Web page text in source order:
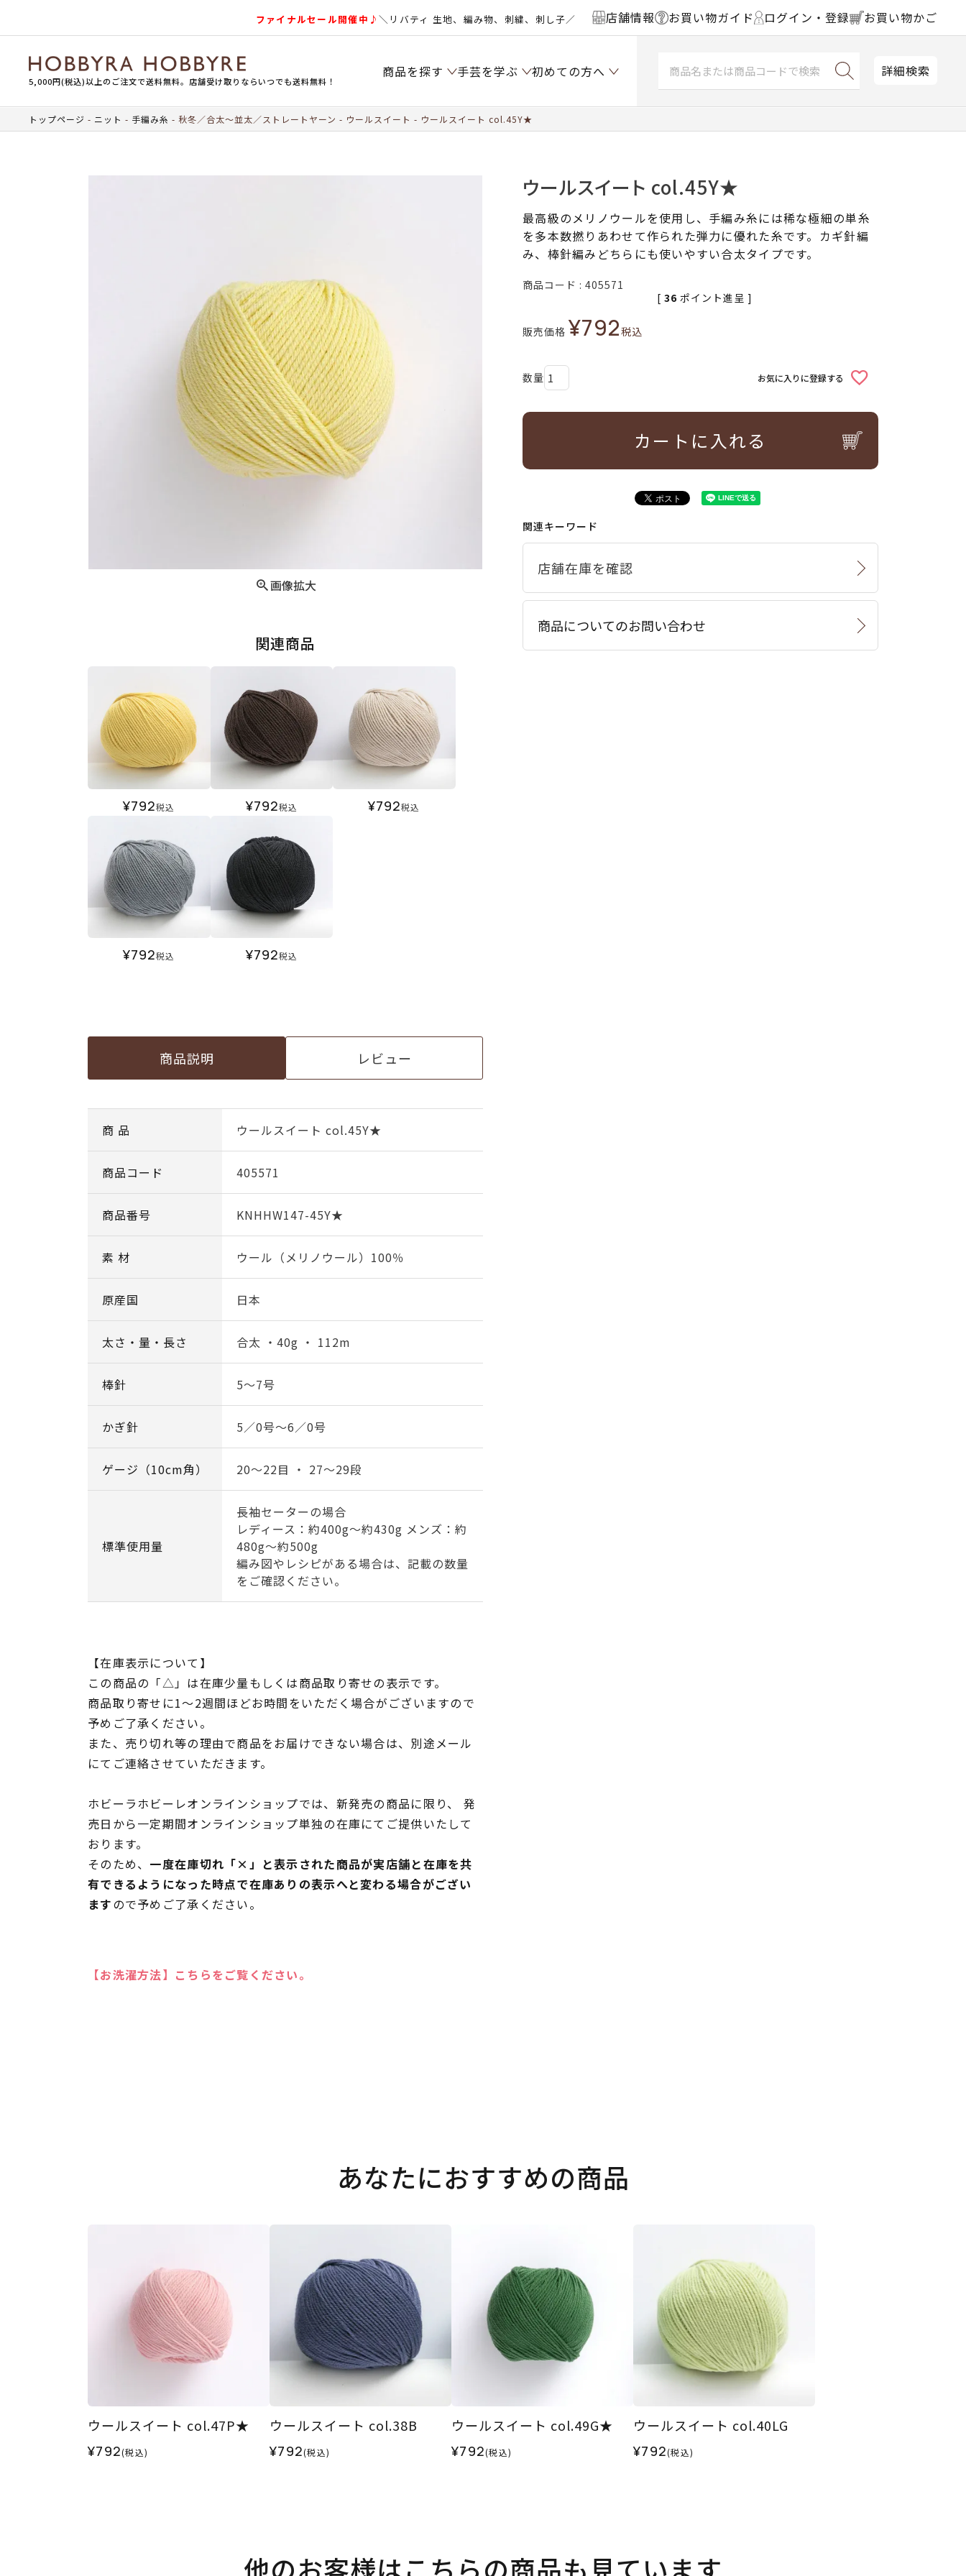
ファイナルセール開催中♪＼リバティ 生地、編み物、刺繍、刺し子／ 店舗情報 お買い物ガイド ログイン・登録 お買い物かご
5,000円(税込)以上のご注文で送料無料。店舗受け取りならいつでも送料無料！
商品を探す 手芸を学ぶ 初めての方へ 詳細検索
トップページ ニット 手編み糸 秋冬／合太～並太／ストレートヤーン ウールスイート ウールスイート col.45Y★
画像拡大
関連商品
¥792税込 ¥792税込 ¥792税込
¥792税込 ¥792税込
商品説明 レビュー
商 品 ウールスイート col.45Y★
商品コード 405571
商品番号 KNHHW147-45Y★
素 材 ウール（メリノウール）100％
原産国 日本
太さ・量・長さ 合太 ・40g ・ 112m
棒針 5～7号
かぎ針 5／0号～6／0号
ゲージ（10cm角） 20～22目 ・ 27～29段
標準使用量
長袖セーターの場合
レディース：約400g～約430g メンズ：約
480g～約500g
編み図やレシピがある場合は、記載の数量
をご確認ください。
【在庫表示について】
この商品の「△」は在庫少量もしくは商品取り寄せの表示です。
商品取り寄せに1～2週間ほどお時間をいただく場合がございますので
予めご了承ください。
また、売り切れ等の理由で商品をお届けできない場合は、別途メール
にてご連絡させていただきます。
ホビーラホビーレオンラインショップでは、新発売の商品に限り、 発
売日から一定期間オンラインショップ単独の在庫にてご提供いたして
おります。
そのため、 一度在庫切れ「×」と表示された商品が実店舗と在庫を共
有できるようになった時点で在庫ありの表示へと変わる場合がござい
ますので予めご了承ください。
【お洗濯方法】こちらをご覧ください。
ウールスイート col.45Y★
最高級のメリノウールを使用し、手編み糸には稀な極細の単糸
を多本数撚りあわせて作られた弾力に優れた糸です。カギ針編
み、棒針編みどちらにも使いやすい合太タイプです。
商品コード 405571
販売価格 ¥792税込
[ 36 ポイント進呈 ]
お気に入りに登録する
カートに入れる
関連キーワード
商品についてのお問い合わせ
あなたにおすすめの商品
ウールスイート col.47P★
¥792(税込)
ウールスイート col.38B
¥792(税込)
ウールスイート col.49G★
¥792(税込)
ウールスイート col.40LG
¥792(税込)
他のお客様はこちらの商品も見ています